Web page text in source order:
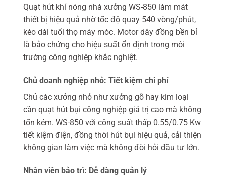
Quạt hút khí nóng nhà xưởng WS-850 làm mát
thiết bị hiệu quả nhờ tốc độ quay 540 vòng/phút,
kéo dài tuổi thọ máy móc. Motor dây đồng bền bỉ
là bảo chứng cho hiệu suất ổn định trong môi
trường công nghiệp khắc nghiệt.
Chủ doanh nghiệp nhỏ: Tiết kiệm chi phí
Chủ các xưởng nhỏ như xưởng gỗ hay kim loại
cần quạt hút bụi công nghiệp giá trị cao mà không
tốn kém. WS-850 với công suất thấp 0.55/0.75 Kw
tiết kiệm điện, đồng thời hút bụi hiệu quả, cải thiện
không gian làm việc mà không đòi hỏi đầu tư lớn.
Nhân viên bảo trì: Dễ dàng quản lý